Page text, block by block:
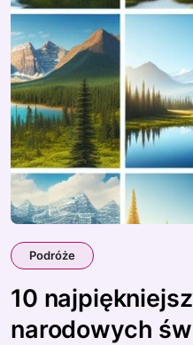
Podróże
10
narodowych